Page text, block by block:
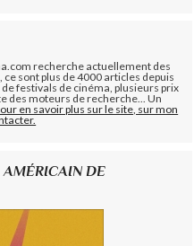
recherche actuellement des
sont plus de 4000 articles depuis
festivals de cinéma, plusieurs prix
des moteurs de recherche... Un
en savoir plus sur le site, sur mon
AMÉRICAIN DE